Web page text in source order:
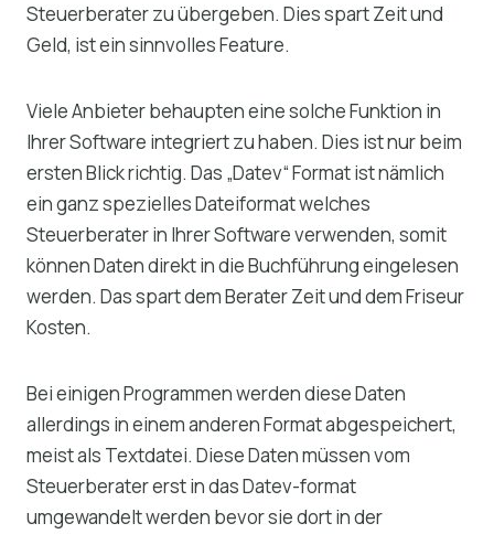
Steuerberater zu übergeben. Dies spart Zeit und
Geld, ist ein sinnvolles Feature.
Viele Anbieter behaupten eine solche Funktion in
Ihrer Software integriert zu haben. Dies ist nur beim
ersten Blick richtig. Das „Datev“ Format ist nämlich
ein ganz spezielles Dateiformat welches
Steuerberater in Ihrer Software verwenden, somit
können Daten direkt in die Buchführung eingelesen
werden. Das spart dem Berater Zeit und dem Friseur
Kosten.
Bei einigen Programmen werden diese Daten
allerdings in einem anderen Format abgespeichert,
meist als Textdatei. Diese Daten müssen vom
Steuerberater erst in das Datev-format
umgewandelt werden bevor sie dort in der